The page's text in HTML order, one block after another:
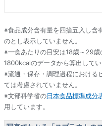
※食品成分含有量を四捨五入し含
のとし表示していません。
※一食あたりの目安は18歳～29
1800kcalのデータから算出してい
※流通・保存・調理過程における
ては考慮されていません。
※文部科学省の日本食品標準成分
用しています。